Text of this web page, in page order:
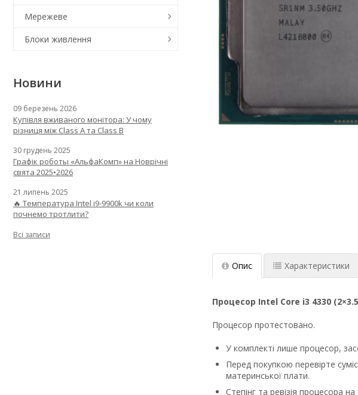
Опис Характеристики
Процесор Intel Core i3 4330
Процесор протестовано.
У комплекті лише процесор,
Перед покупкою перевірте
материнської плати.
Степінг та ревізія процесора
Мережеве
Блоки живлення
Новини
09 березень 2026
Купівля вживаного монітора: У чому
різниця між Class A та Class B
30 грудень 2025
Графік роботы «АльфаКомп» на Новрічні
свята 2025•2026
21 липень 2025
🔥 Температура Intel i9-9900k чи коли
почнемо тротлити?
Всі записи